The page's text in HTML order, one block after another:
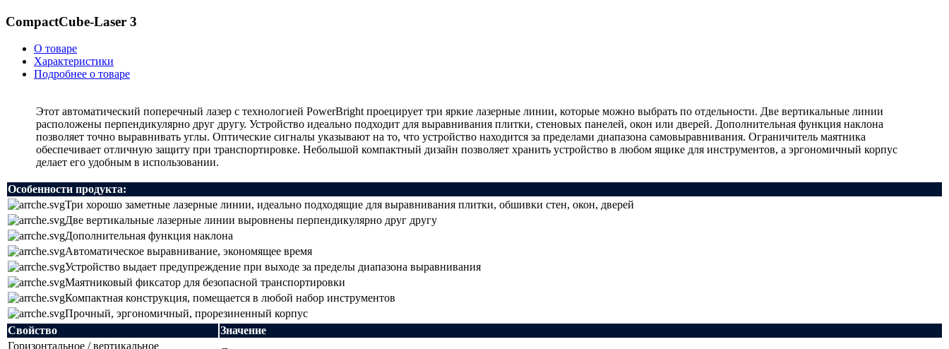
CompactCube-Laser 3
О товаре
Характеристики
Подробнее о товаре
Этот автоматический поперечный лазер с технологией PowerBright проецирует три яркие лазерные линии, которые можно выбрать по отдельности. Две вертикальные линии
расположены перпендикулярно друг другу. Устройство идеально подходит для выравнивания плитки, стеновых панелей, окон или дверей. Дополнительная функция наклона
позволяет точно выравнивать углы. Оптические сигналы указывают на то, что устройство находится за пределами диапазона самовыравнивания. Ограничитель маятника
обеспечивает отличную защиту при транспортировке. Небольшой компактный дизайн позволяет хранить устройство в любом ящике для инструментов, а эргономичный корпус
делает его удобным в использовании.
Особенности продукта:
Три хорошо заметные лазерные линии, идеально подходящие для выравнивания плитки, обшивки стен, окон, дверей
Две вертикальные лазерные линии выровнены перпендикулярно друг другу
Дополнительная функция наклона
Автоматическое выравнивание, экономящее время
Устройство выдает предупреждение при выходе за пределы диапазона выравнивания
Маятниковый фиксатор для безопасной транспортировки
Компактная конструкция, помещается в любой набор инструментов
Прочный, эргономичный, прорезиненный корпус
Свойство
Значение
Горизонтальное / вертикальное